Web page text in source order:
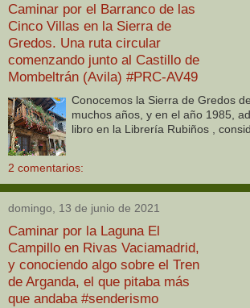
Caminar por el Barranco de las
Cinco Villas en la Sierra de
Gredos. Una ruta circular
comenzando junto al Castillo de
Mombeltrán (Avila) #PRC-AV49
Conocemos la Sierra de Gredos
muchos años, y en el año 1985,
libro en la Librería Rubiños ,
2 comentarios:
domingo, 13 de junio de 2021
Caminar por la Laguna El
Campillo en Rivas Vaciamadrid,
y conociendo algo sobre el Tren
de Arganda, el que pitaba más
que andaba #senderismo